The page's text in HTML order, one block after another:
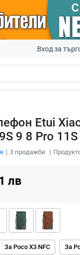
Вход за
Etui
9 8 Pro
3продажби
лв
За Poco X3 NFC За